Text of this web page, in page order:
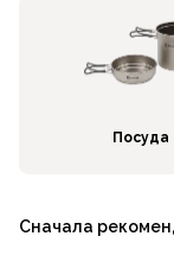
Посуда
Сначала